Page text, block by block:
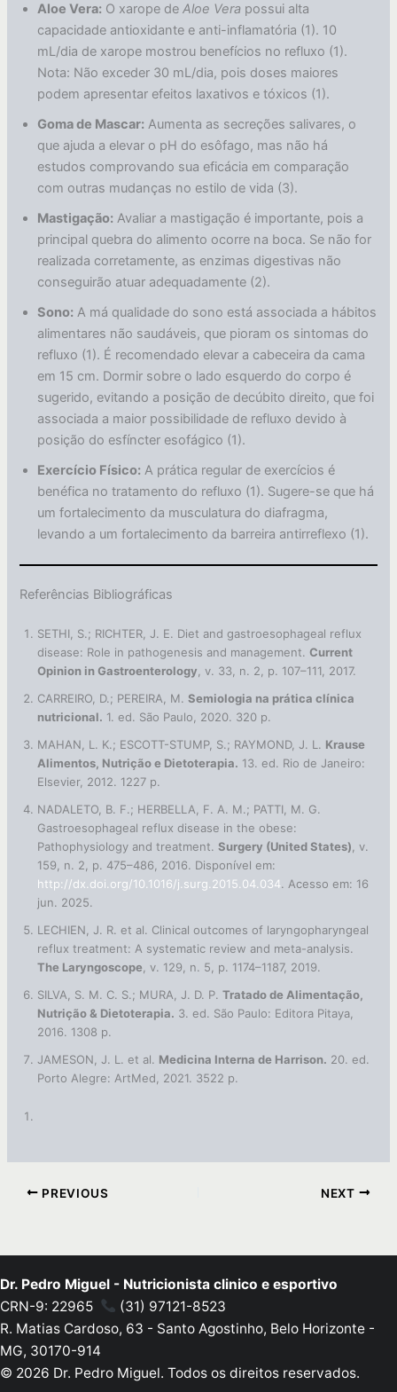
Aloe Vera: O xarope deAloe Vera possui alta
capacidade antioxidante e anti-inflamatória (1). 10
mL/dia de xarope mostrou benefícios no refluxo (1).
Nota: Não exceder 30 mL/dia, pois doses maiores
podem apresentar efeitos laxativos e tóxicos (1).
Goma de Mascar: Aumenta as secreções salivares, o
que ajuda a elevar o pH do esôfago, mas não há
estudos comprovando sua eficácia em comparação
com outras mudanças no estilo de vida (3).
Mastigação: Avaliar a mastigação é importante, pois a
principal quebra do alimento ocorre na boca. Se não for
realizada corretamente, as enzimas digestivas não
conseguirão atuar adequadamente (2).
Sono: A má qualidade do sono está associada a hábitos
alimentares não saudáveis, que pioram os sintomas do
refluxo (1). É recomendado elevar a cabeceira da cama
em 15 cm. Dormir sobre o lado esquerdo do corpo é
sugerido, evitando a posição de decúbito direito, que foi
associada a maior possibilidade de refluxo devido à
posição do esfíncter esofágico (1).
Exercício Físico: A prática regular de exercícios é
benéfica no tratamento do refluxo (1). Sugere-se que há
um fortalecimento da musculatura do diafragma,
levando a um fortalecimento da barreira antirreflexo (1).
Referências Bibliográficas
SETHI, S.; RICHTER, J. E. Diet and gastroesophageal reflux
disease: Role in pathogenesis and management.Current
Opinion in Gastroenterology , v. 33, n. 2, p. 107–111, 2017.
CARREIRO, D.; PEREIRA, M.Semiologia na prática clínica
nutricional. 1. ed. São Paulo, 2020. 320 p.
MAHAN, L. K.; ESCOTT-STUMP, S.; RAYMOND, J. L. Krause
Alimentos, Nutrição e Dietoterapia. 13. ed. Rio de Janeiro:
Elsevier, 2012. 1227 p.
NADALETO, B. F.; HERBELLA, F. A. M.; PATTI, M. G.
Gastroesophageal reflux disease in the obese:
Pathophysiology and treatment.Surgery (United States) , v.
159, n. 2, p. 475–486, 2016. Disponível em:
http://dx.doi.org/10.1016/j.surg.2015.04.034. Acesso em: 16
jun. 2025.
LECHIEN, J. R. et al. Clinical outcomes of laryngopharyngeal
reflux treatment: A systematic review and meta-analysis.
The Laryngoscope , v. 129, n. 5, p. 1174–1187, 2019.
SILVA, S. M. C. S.; MURA, J. D. P.Tratado de Alimentação,
Nutrição & Dietoterapia. 3. ed. São Paulo: Editora Pitaya,
2016. 1308 p.
JAMESON, J. L. et al. Medicina Interna de Harrison. 20. ed.
Porto Alegre: ArtMed, 2021. 3522 p.
PREVIOUS NEXT
Dr. Pedro Miguel - Nutricionista clinico e esportivo
CRN-9: 22965
(31) 97121-8523
R. Matias Cardoso, 63 - Santo Agostinho, Belo Horizonte -
MG, 30170-914
© 2026 Dr. Pedro Miguel. Todos os direitos reservados.